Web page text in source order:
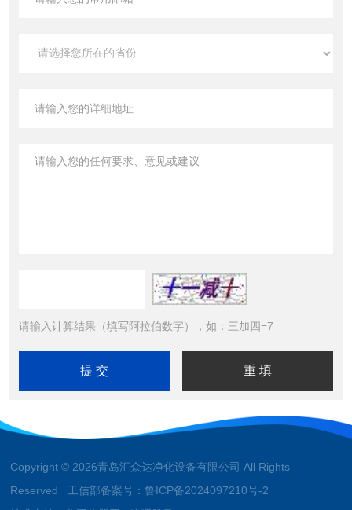
请输入计算结果（填写阿拉伯数字），如：三加四=7
Copyright © 2026青岛汇众达净化设备有限公司 All Rights
Reserved 工信部备案号：鲁ICP备2024097210号-2